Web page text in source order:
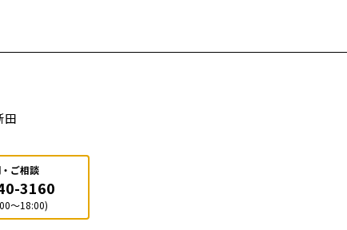
田
ご相談
3160
～18:00)